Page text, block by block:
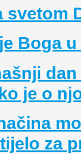
svetom
Boga
je o
za